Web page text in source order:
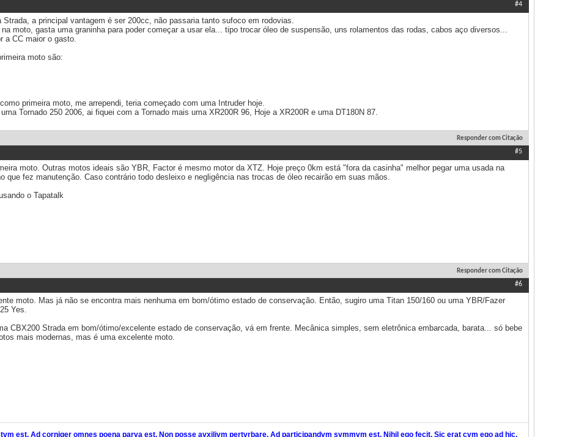
#4
a principal vantagem é ser 200cc, não passaria tanto sufoco em rodovias.
moto, gasta uma graninha para poder começar a usar ela... tipo trocar óleo de suspensão, uns rolamentos das rodas, cabos aço diversos...
a CC maior o gasto.
moto são:
primeira moto, me arrependi, teria começado com uma Intruder hoje.
Tornado 250 2006, ai fiquei com a Tornado mais uma XR200R 96, Hoje a XR200R e uma DT180N 87.
Responder com Citação
#5
moto. Outras motos ideais são YBR, Factor é mesmo motor da XTZ. Hoje preço 0km está "fora da casinha" melhor pegar uma usada na
que fez manutenção. Caso contrário todo desleixo e negligência nas trocas de óleo recairão em suas mãos.
o Tapatalk
Responder com Citação
#6
moto. Mas já não se encontra mais nenhuma em bom/ótimo estado de conservação. Então, sugiro uma Titan 150/160 ou uma YBR/Fazer
Yes.
CBX200 Strada em bom/ótimo/excelente estado de conservação, vá em frente. Mecânica simples, sem eletrônica embarcada, barata... só bebe
mais modernas, mas é uma excelente moto.
est. Ad corniger omnes poena parva est. Non posse avxilivm pertvrbare. Ad participandvm svmmvm est. Nihil ego fecit. Sic erat cvm ego ad hic.